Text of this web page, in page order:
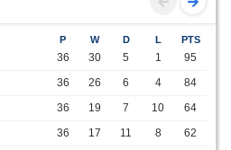
P W D L PTS
36 30 5 1
95
36 26 6 4
84
36 19 7 10
64
36 17 11 8
62